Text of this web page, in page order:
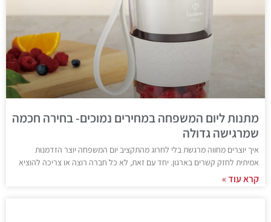
מתנות ליום המשפחה במחירים נמוכים- בחירה חכמה
שמרגישה גדולה
איך יוצרים מחווה מרגשת בלי לחרוג מהתקציב יום המשפחה יוצר הזדמנות
אמיתית לחזק קשרים בארגון. יחד עם זאת, לא כל חברה רוצה או צריכה להוציא
קרא עוד »